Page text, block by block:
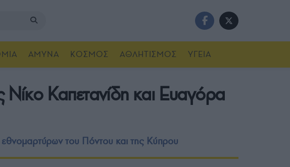
ΑΜΥΝΑ ΚΟΣΜΟΣ ΑΘΛΗΤΙΣΜΟΣ ΥΓΕΙΑ
Καπετανίδη και Ευαγόρα
του Πόντου και της Κύπρου